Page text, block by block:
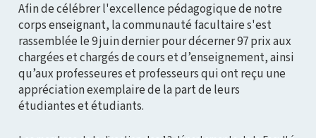
Afin de célébrer l'excellence pédagogique de notre
corps enseignant, la communauté facultaire s'est
rassemblée le 9 juin dernier pour décerner 97 prix aux
chargées et chargés de cours et d’enseignement, ainsi
qu’aux professeures et professeurs qui ont reçu une
appréciation exemplaire de la part de leurs
étudiantes et étudiants.